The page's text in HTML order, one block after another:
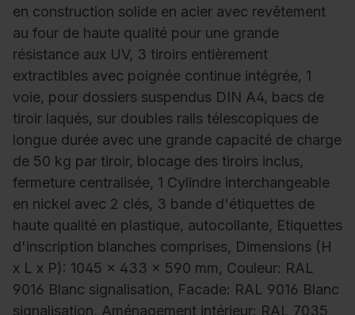
en construction solide en acier avec revêtement
au four de haute qualité pour une grande
résistance aux UV, 3 tiroirs entièrement
extractibles avec poignée continue intégrée, 1
voie, pour dossiers suspendus DIN A4, bacs de
tiroir laqués, sur doubles rails télescopiques de
longue durée avec une grande capacité de charge
de 50 kg par tiroir, blocage des tiroirs inclus,
fermeture centralisée, 1 Cylindre interchangeable
en nickel avec 2 clés, 3 bande d'étiquettes de
haute qualité en plastique, autocollante, Etiquettes
d'inscription blanches comprises, Dimensions (H
x L x P): 1045 x 433 x 590 mm, Couleur: RAL
9016 Blanc signalisation, Facade: RAL 9016 Blanc
signalisation, Aménagement intérieur: RAL 7035